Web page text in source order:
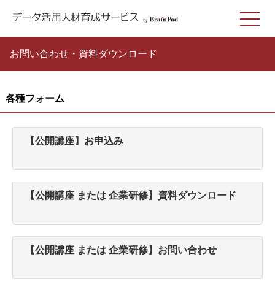
お問い合わせ・資料ダウンロード
各種フォーム
【公開講座】お申込み
【公開講座 または 企業研修】資料ダウンロード
【公開講座 または 企業研修】お問い合わせ